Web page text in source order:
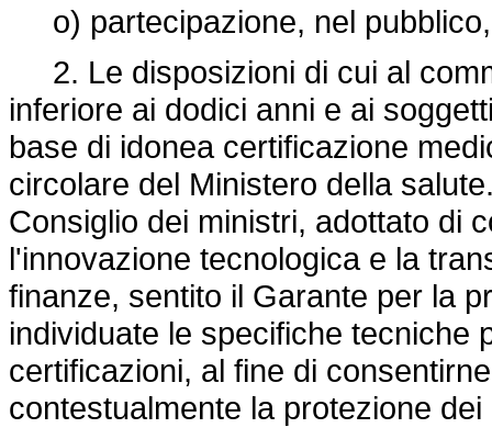
o) partecipazione, nel
2. Le disposizioni di cui al
inferiore ai dodici anni e ai
base di idonea certificazione
circolare del Ministero della
Consiglio dei ministri, adottato di
l'innovazione tecnologica e la
finanze, sentito il Garante per la
individuate le specifiche tecniche
certificazioni, al fine di
contestualmente la protezione